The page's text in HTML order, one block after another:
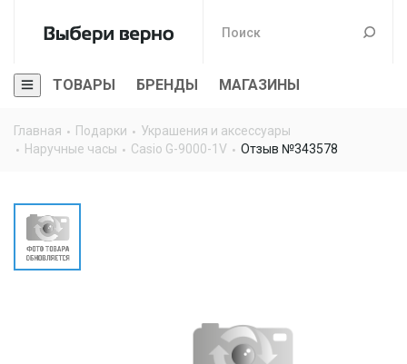
ТОВАРЫ БРЕНДЫ МАГАЗИНЫ
Главная Подарки
Украшения и аксессуары
Наручные часы
Casio G-9000-1V Отзыв №343578